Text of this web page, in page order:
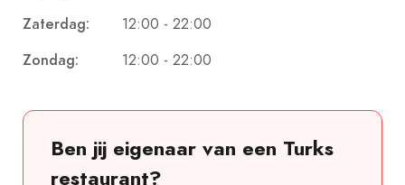
Zaterdag: 12:00 - 22:00
Zondag: 12:00 - 22:00
Ben jij eigenaar van een Turks
restaurant?